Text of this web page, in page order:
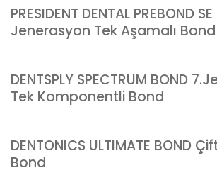
PRESIDENT DENTAL PREBOND SE
Jenerasyon Tek Aşamalı Bond
DENTSPLY SPECTRUM BOND
Tek Komponentli Bond
DENTONICS ULTIMATE BOND
Bond